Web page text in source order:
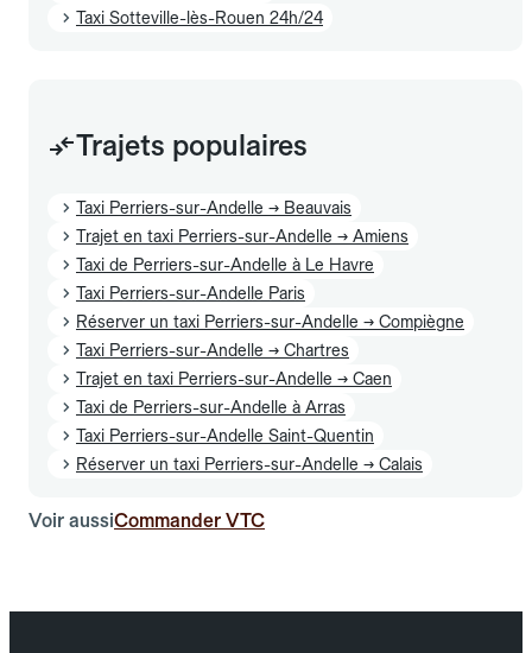
Taxi Sotteville-lès-Rouen 24h/24
Trajets populaires
Taxi Perriers-sur-Andelle → Beauvais
Trajet en taxi Perriers-sur-Andelle → Amiens
Taxi de Perriers-sur-Andelle à Le Havre
Taxi Perriers-sur-Andelle Paris
Réserver un taxi Perriers-sur-Andelle → Compiègne
Taxi Perriers-sur-Andelle → Chartres
Trajet en taxi Perriers-sur-Andelle → Caen
Taxi de Perriers-sur-Andelle à Arras
Taxi Perriers-sur-Andelle Saint-Quentin
Réserver un taxi Perriers-sur-Andelle → Calais
Voir aussiCommander VTC